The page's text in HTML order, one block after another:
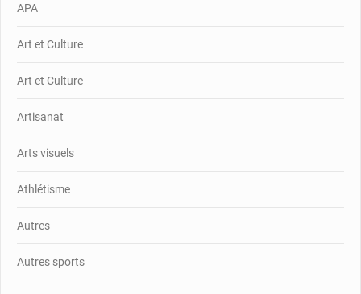
APA
Art et Culture
Art et Culture
Artisanat
Arts visuels
Athlétisme
Autres
Autres sports